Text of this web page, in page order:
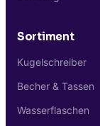
Sortiment
Kugelschreiber
Becher & Tassen
Wasserflaschen